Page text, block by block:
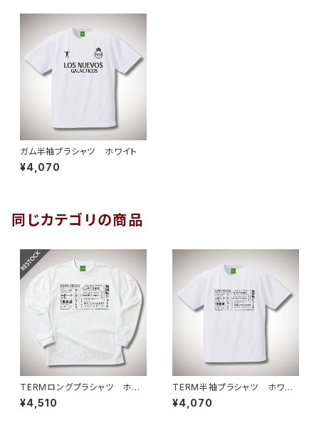
ガム半袖プラシャツ ホワイト
¥4,070
同じカテゴリの商品
TERMロングプラシャツ ホワ
イトブラック
¥4,510
TERM半袖プラシャツ ホワイ
トブラック
¥4,070